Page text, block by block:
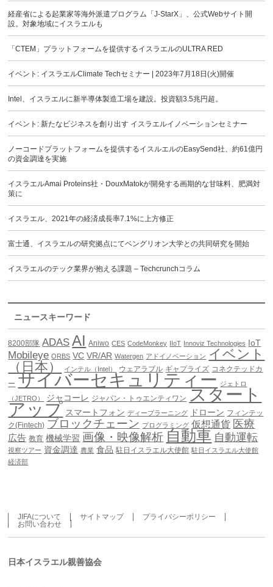
経産省による起業家等海外派遣プログラム「J-StarX」、公式Webサイト開
設。対象地域にイスラエルも
「CTEM」プラットフォームを提供するイスラエルのULTRA RED
イベント: イスラエルClimate Techセミナー | 2023年7月18日(火)開催
Intel、イスラエルに新半導体製造工場を建設。投資額3.5兆円超。
イベント: 新たなビジネスを創り出す イスラエルイノベーションセミナー
ノーコードプラットフォームを提供するイスルエルのEasySend社、約61億円
の資金調達を実施
イスラエルAmai Proteins社・DouxMatokが開発する画期的な甘味料、肥満対
策に
イスラエル、2021年の経済成長率7.1%に上方修正
富士通、イスラエルの研究拠点にてベングリオン大学との共同研究を開始
イスラエルのテック業界が抱える課題 – Techcrunchコラム
ニュースキーワード
8200部隊 ADAS AI Aniwo CES CodeMonkey IIoT Innoviz Technologies IoT
Mobileye ORBS VC VR/AR Watergen アドイノベーション イベント
（日本）
インテル（Intel） ウェアラブル ギャプライズ コネクテッドカ
ー サイバーセキュリティー ジェトロ
（JETRO）
ジャコーレ ジャパン・トゥエンティワン スタート
アップ スマートフォン ディープラーニング ドローン フィンテッ
ク(Fintech) ブロックチェーン プログラミング 仮想通貨 医療
広告 教育 機械学習 画像・映像解析 自動車 自動運転
視察ツアー 資金調達 農業 食品 駐日イスラエル大使館 駐日イスラエル大使館
経済部
JIFAについて サイトマップ
プライバシーポリシー
お問い合わせ
日本イスラエル親善協会